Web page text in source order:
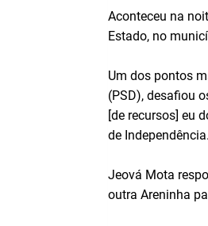
Aconteceu na
Estado, no
Um dos pontos
(PSD), desafiou
[de recursos] eu
de Independência.
Jeová Mota
outra Areninha